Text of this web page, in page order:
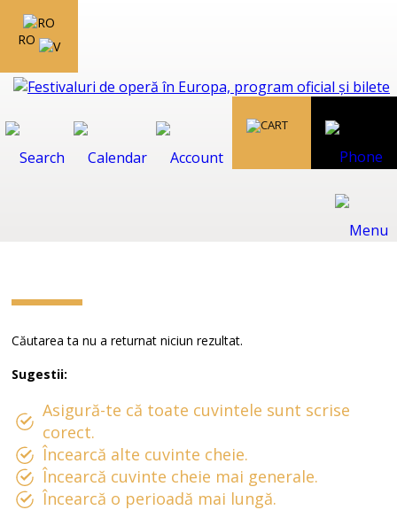
RO
Căutarea ta nu a returnat niciun rezultat.
Sugestii:
Asigură-te că toate cuvintele sunt scrise
corect.
Încearcă alte cuvinte cheie.
Încearcă cuvinte cheie mai generale.
Încearcă o perioadă mai lungă.